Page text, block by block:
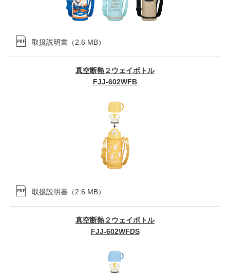
取扱説明書 （2.6 MB）
真空断熱２ウェイボトル
FJJ-602WFB
取扱説明書 （2.6 MB）
真空断熱２ウェイボトル
FJJ-602WFDS